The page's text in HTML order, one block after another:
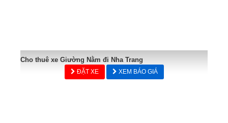
Cho thuê xe Giường Nằm đi Nha Trang
ĐẶT XE XEM BÁO GIÁ